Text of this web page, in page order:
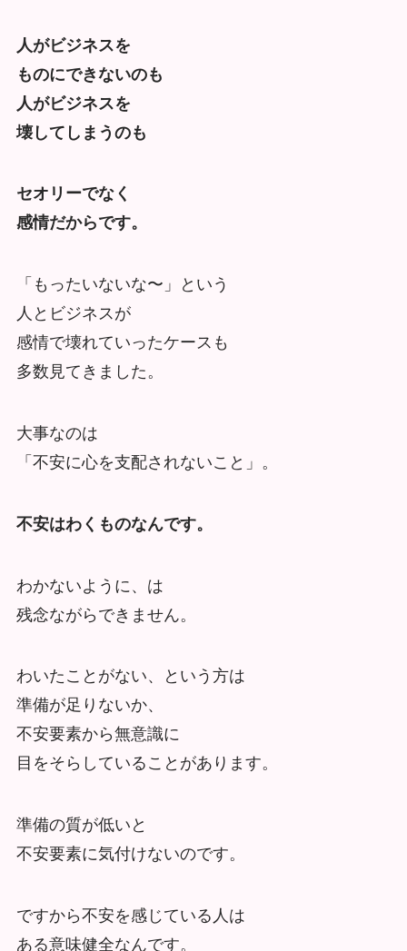
人がビジネスを
ものにできないのも
人がビジネスを
壊してしまうのも
セオリーでなく
感情だからです。
「もったいないな〜」という
人とビジネスが
感情で壊れていったケースも
多数見てきました。
大事なのは
「不安に心を支配されないこと」。
不安はわくものなんです。
わかないように、は
残念ながらできません。
わいたことがない、という方は
準備が足りないか、
不安要素から無意識に
目をそらしていることがあります。
準備の質が低いと
不安要素に気付けないのです。
ですから不安を感じている人は
ある意味健全なんです。